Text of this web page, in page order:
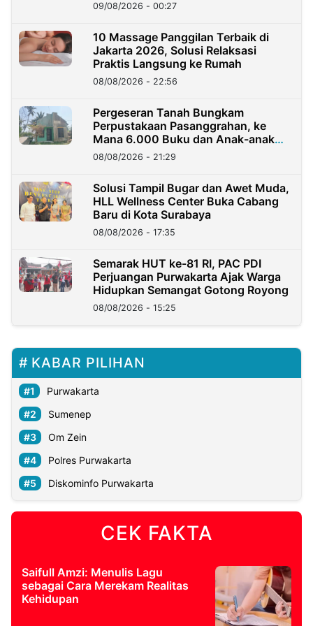
09/08/2026 - 00:27
10 Massage Panggilan Terbaik di
Jakarta 2026, Solusi Relaksasi
Praktis Langsung ke Rumah
08/08/2026 - 22:56
Pergeseran Tanah Bungkam
Perpustakaan Pasanggrahan, ke
Mana 6.000 Buku dan Anak-anak
Kini?
08/08/2026 - 21:29
Solusi Tampil Bugar dan Awet Muda,
HLL Wellness Center Buka Cabang
Baru di Kota Surabaya
08/08/2026 - 17:35
Semarak HUT ke-81 RI, PAC PDI
Perjuangan Purwakarta Ajak Warga
Hidupkan Semangat Gotong Royong
08/08/2026 - 15:25
KABAR PILIHAN
Purwakarta
Sumenep
Om Zein
Polres Purwakarta
Diskominfo Purwakarta
CEK FAKTA
Saifull Amzi: Menulis Lagu
sebagai Cara Merekam Realitas
Kehidupan